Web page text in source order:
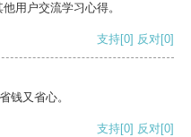
用户交流学习心得。
支持[0] 反对[0]
钱又省心。
支持[0] 反对[0]